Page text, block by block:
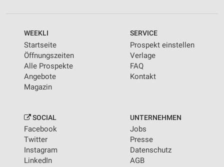
WEEKLI
Startseite
Öffnungszeiten
Alle Prospekte
Angebote
Magazin
SERVICE
Prospekt einstellen
Verlage
FAQ
Kontakt
SOCIAL
Facebook
Twitter
Instagram
LinkedIn
UNTERNEHMEN
Jobs
Presse
Datenschutz
AGB